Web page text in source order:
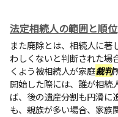
法定相続人の範囲と順位
また廃除とは、相続人に著
わしくないと判断された場
くよう被相続人が家庭裁判
開始した際には、誰が相続
ば、後の遺産分割も円滑に
も、親族が多い場合、家族